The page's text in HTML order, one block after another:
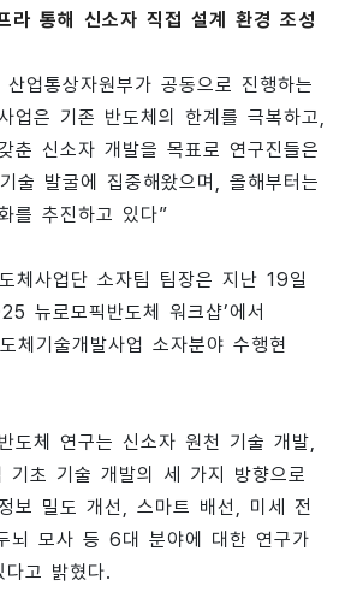
라 통해 신소자 직접 설계 환경 조성
산업통상자원부가 공동으로 진행하는
업은 기존 반도체의 한계를 극복하고,
춘 신소자 개발을 목표로 연구진들은
술 발굴에 집중해왔으며, 올해부터는
를 추진하고 있다”
체사업단 소자팀 팀장은 지난 19일
뉴로모픽반도체 워크샵’에서
체기술개발사업 소자분야 수행현
도체 연구는 신소자 원천 기술 개발,
기초 기술 개발의 세 가지 방향으로
보 밀도 개선, 스마트 배선, 미세 전
뇌 모사 등 6대 분야에 대한 연구가
다고 밝혔다.